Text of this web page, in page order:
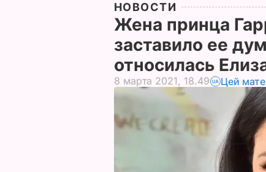
НОВОСТИ
Жена принца
заставило ее
относилась
8 марта 2021, 18.49 Цей